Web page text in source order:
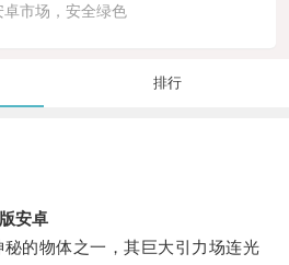
卓市场，安全绿色
排行
安卓
的物体之一，其巨大引力场连光